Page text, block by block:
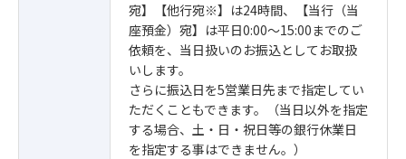
宛】【他行宛※】は24時間、【当行（当
座預金）宛】は平日0:00～15:00までのご
依頼を、当日扱いのお振込としてお取扱
いします。
さらに振込日を5営業日先まで指定してい
ただくこともできます。（当日以外を指定
する場合、土・日・祝日等の銀行休業日
を指定する事はできません。）